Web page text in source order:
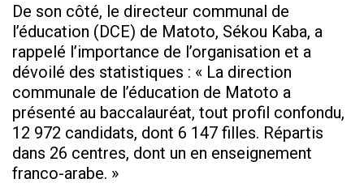
De son côté, le directeur communal de
l’éducation (DCE) de Matoto, Sékou Kaba, a
rappelé l’importance de l’organisation et a
dévoilé des statistiques : « La direction
communale de l’éducation de Matoto a
présenté au baccalauréat, tout profil confondu,
12 972 candidats, dont 6 147 filles. Répartis
dans 26 centres, dont un en enseignement
franco-arabe. »